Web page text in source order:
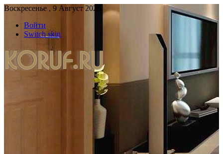
Воскресенье , 9 Август 2026
Войти
Switch skin